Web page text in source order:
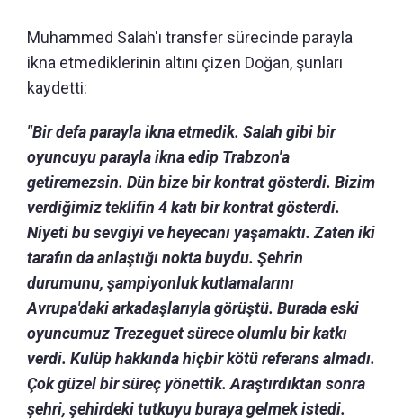
Muhammed Salah'ı transfer sürecinde parayla
ikna etmediklerinin altını çizen Doğan, şunları
kaydetti:
"Bir defa parayla ikna etmedik. Salah gibi bir
oyuncuyu parayla ikna edip Trabzon'a
getiremezsin. Dün bize bir kontrat gösterdi. Bizim
verdiğimiz teklifin 4 katı bir kontrat gösterdi.
Niyeti bu sevgiyi ve heyecanı yaşamaktı. Zaten iki
tarafın da anlaştığı nokta buydu. Şehrin
durumunu, şampiyonluk kutlamalarını
Avrupa'daki arkadaşlarıyla görüştü. Burada eski
oyuncumuz Trezeguet sürece olumlu bir katkı
verdi. Kulüp hakkında hiçbir kötü referans almadı.
Çok güzel bir süreç yönettik. Araştırdıktan sonra
şehri, şehirdeki tutkuyu buraya gelmek istedi.